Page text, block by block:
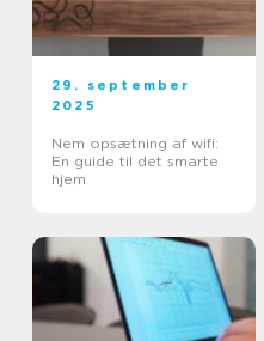
29. september
2025
Nem opsætning af wifi:
En guide til det smarte
hjem